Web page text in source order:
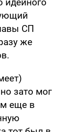
СП
же
зато мог
еще в